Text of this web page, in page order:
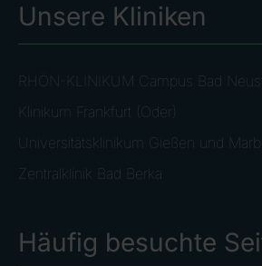
Unsere Kliniken
RHÖN-KLINIKUM Campus Bad
Klinikum Frankfurt (Oder)
Universitätsklinikum Gießen und
Zentralklinik Bad Berka
Häufig besuchte